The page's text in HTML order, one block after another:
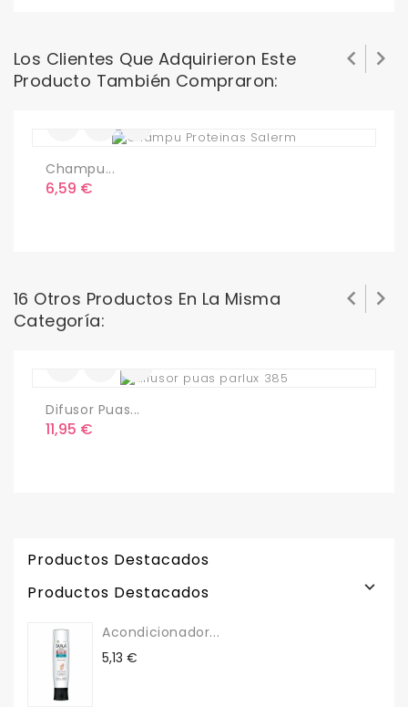
Los Clientes Que Adquirieron Este
Producto También Compraron:
Champu...
Precio
6,59 €
 
16 Otros Productos En La Misma
Categoría:
Difusor Puas...
Precio
11,95 €
 
Productos Destacados
Productos Destacados

Acondicionador...
Precio
5,13 €